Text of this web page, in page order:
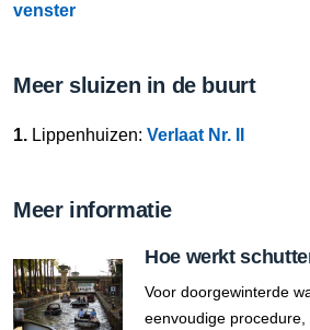
venster
Meer sluizen in de buurt
1. Lippenhuizen: Verlaat Nr. II
Meer informatie
Hoe werkt
Voor doorgewinterde
eenvoudige